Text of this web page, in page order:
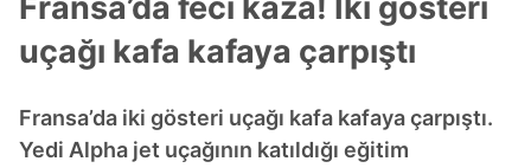
uçağı kafa kafaya çarpıştı
Fransa’da iki gösteri uçağı kafa kafaya çarpıştı.
Yedi Alpha jet uçağının katıldığı eğitim